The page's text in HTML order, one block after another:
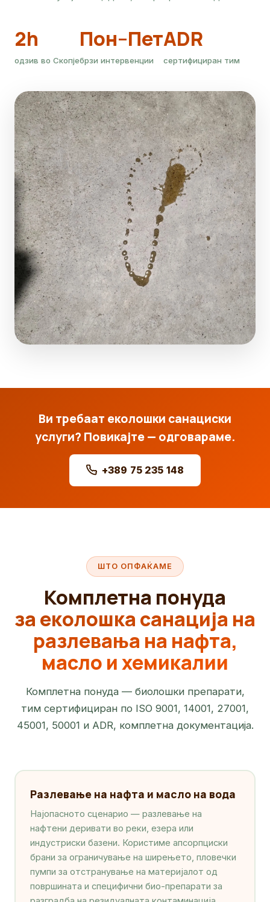
2h
одзив во Скопје
Пон–Пет
брзи интервенции
ADR
сертифициран тим
Ви требаат еколошки санациски
услуги? Повикајте — одговараме.
+389 75 235 148
ШТО ОПФАЌАМЕ
Комплетна понуда
за еколошка санација на
разлевања на нафта,
масло и хемикалии
Комплетна понуда — биолошки препарати,
тим сертифициран по ISO 9001, 14001, 27001,
45001, 50001 и ADR, комплетна документација.
Разлевање на нафта и масло на вода
Најопасното сценарио — разлевање на
нафтени деривати во реки, езера или
индустриски базени. Користиме апсорпциски
брани за ограничување на ширењето, пловечки
пумпи за отстранување на материјалот од
површината и специфични био-препарати за